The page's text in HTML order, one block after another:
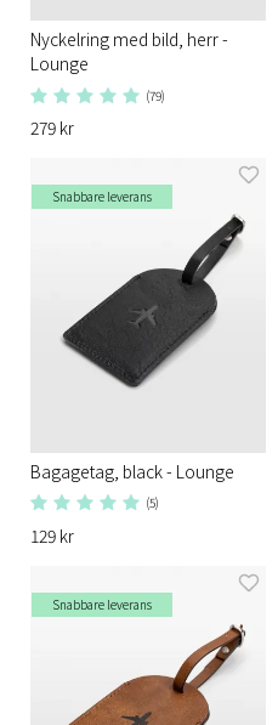
Nyckelring med bild, herr -
Lounge
(79)
279 kr
Snabbare leverans
Bagagetag, black - Lounge
(5)
129 kr
Snabbare leverans